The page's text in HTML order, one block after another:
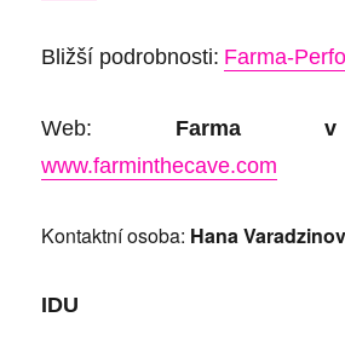
Bližší podrobnosti: Farma-
Web:
Farma
www.farminthecave.com
Kontaktní osoba: Hana
IDU